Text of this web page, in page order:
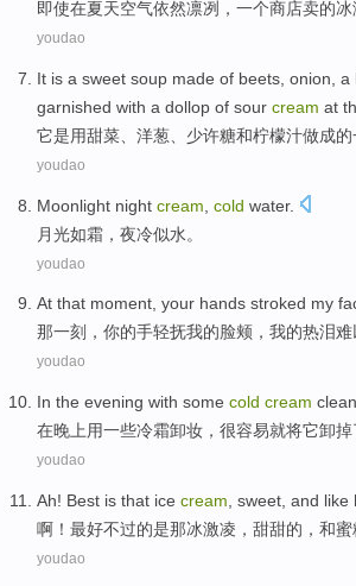
即使在夏天空气依然凛冽 ，一个商店卖的
youdao
It is a sweet soup made of beets onion ,
garnished with a dollop of sour cream at
它是用甜菜 洋葱 少许糖和柠檬汁做成的
youdao
Moonlight night cream cold water.
月光如霜 ， 夜冷似水。
youdao
At that moment, your hands stroked my
那一刻 ， 你的手轻抚我的脸颊 ，我的热泪难
youdao
In the evening with some cold cream
在晚上 用一些冷霜卸妆，很容易就将它卸掉
youdao
Ah! Best is that ice cream sweet and like
啊 ！ 最好不过的是那冰激凌 ， 甜甜的 ， 和蜜
youdao